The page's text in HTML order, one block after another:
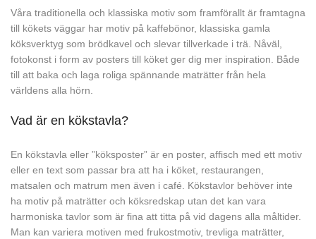
Våra traditionella och klassiska motiv som framförallt är framtagna
till kökets väggar har motiv på kaffebönor, klassiska gamla
köksverktyg som brödkavel och slevar tillverkade i trä. Nåväl,
fotokonst i form av posters till köket ger dig mer inspiration. Både
till att baka och laga roliga spännande maträtter från hela
världens alla hörn.
Vad är en kökstavla?
En kökstavla eller ”köksposter” är en poster, affisch med ett motiv
eller en text som passar bra att ha i köket, restaurangen,
matsalen och matrum men även i café. Kökstavlor behöver inte
ha motiv på maträtter och köksredskap utan det kan vara
harmoniska tavlor som är fina att titta på vid dagens alla måltider.
Man kan variera motiven med frukostmotiv, trevliga maträtter,